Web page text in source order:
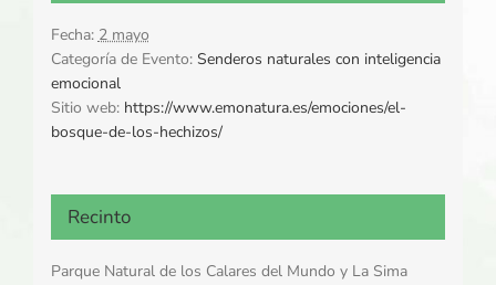
Fecha: 2 mayo
Categoría de Evento: Senderos naturales con inteligencia
emocional
Sitio web: https://www.emonatura.es/emociones/el-
bosque-de-los-hechizos/
Recinto
Parque Natural de los Calares del Mundo y La Sima